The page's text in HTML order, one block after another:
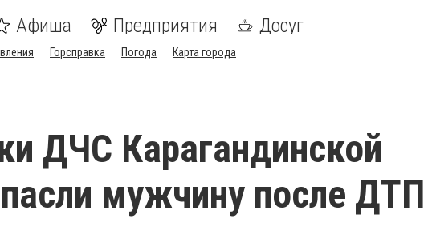
Афиша Предприятия Досуг
Горсправка Погода Карта города
ДЧС Карагандинской
мужчину после ДТП